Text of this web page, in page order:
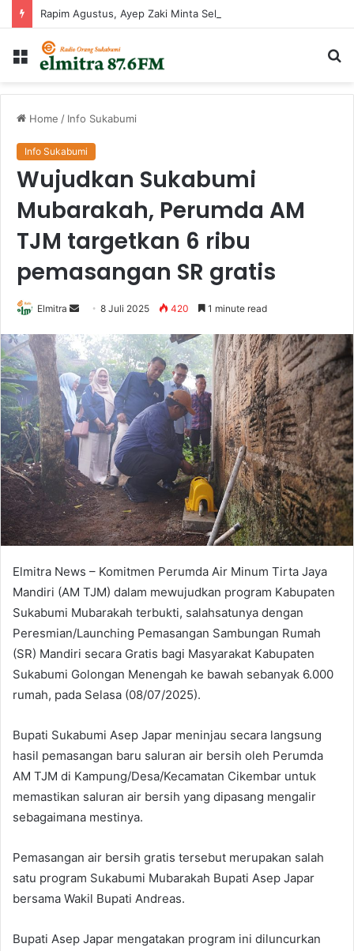
Menu
Home / Info Sukabumi
Info Sukabumi
Wujudkan Sukabumi
Mubarakah, Perumda AM
TJM targetkan 6 ribu
pemasangan SR gratis
Elmitra
Send
email
8 Juli 2025 420 1 minute read
Elmitra News – Komitmen Perumda Air Minum Tirta Jaya
Mandiri (AM TJM) dalam mewujudkan program Kabupaten
Sukabumi Mubarakah terbukti, salahsatunya dengan
Peresmian/Launching Pemasangan Sambungan Rumah
(SR) Mandiri secara Gratis bagi Masyarakat Kabupaten
Sukabumi Golongan Menengah ke bawah sebanyak 6.000
rumah, pada Selasa (08/07/2025).
Bupati Sukabumi Asep Japar meninjau secara langsung
hasil pemasangan baru saluran air bersih oleh Perumda
AM TJM di Kampung/Desa/Kecamatan Cikembar untuk
memastikan saluran air bersih yang dipasang mengalir
sebagaimana mestinya.
Pemasangan air bersih gratis tersebut merupakan salah
satu program Sukabumi Mubarakah Bupati Asep Japar
bersama Wakil Bupati Andreas.
Bupati Asep Japar mengatakan program ini diluncurkan